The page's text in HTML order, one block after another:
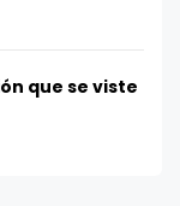
que se viste